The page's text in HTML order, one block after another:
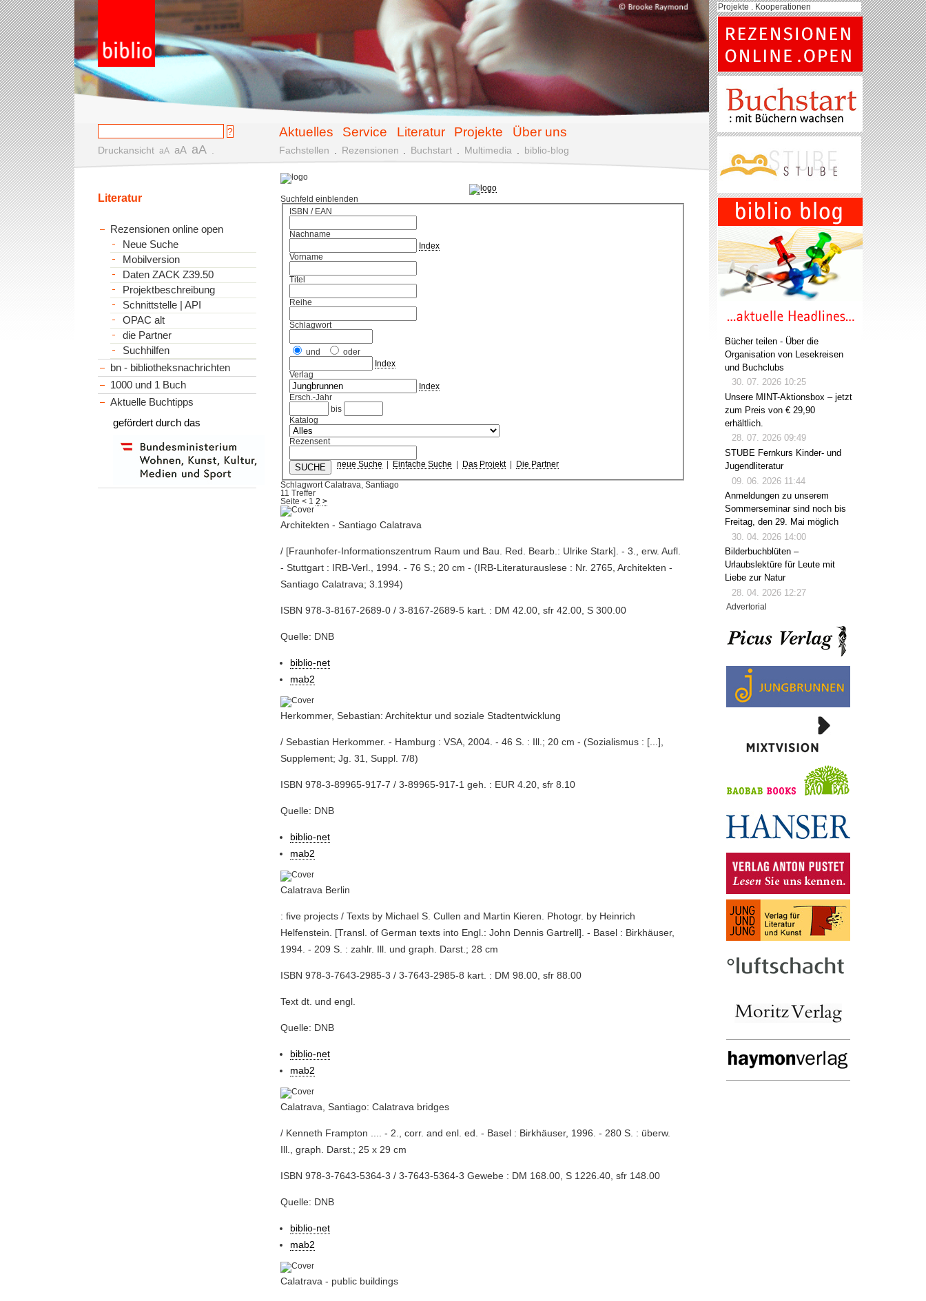
Aktuelles Service Literatur Projekte Über uns
Druckansicht aA aA aA Fachstellen Rezensionen Buchstart Multimedia biblio-blog
Suchfeld einblenden
ISBN / EAN
Nachname
Index
Vorname
Titel
Reihe
Schlagwort
und
oder
Index
Verlag
Index
Ersch.-Jahr
bis
Katalog
Rezensent
neue Suche Einfache Suche Das Projekt| Die Partner
Schlagwort Calatrava, Santiago
11 Treffer
Seite< 1 2 >
Architekten - Santiago Calatrava
/ [Fraunhofer-Informationszentrum Raum und Bau. Red. Bearb.: Ulrike Stark]. - 3., erw. Aufl.
- Stuttgart : IRB-Verl., 1994. - 76 S.; 20 cm - (IRB-Literaturauslese : Nr. 2765, Architekten -
Santiago Calatrava; 3.1994)
ISBN 978-3-8167-2689-0 / 3-8167-2689-5 kart. : DM 42.00, sfr 42.00, S 300.00
Quelle: DNB
biblio-net
mab2
Herkommer, Sebastian: Architektur und soziale Stadtentwicklung
/ Sebastian Herkommer. - Hamburg : VSA, 2004. - 46 S. : Ill.; 20 cm - (Sozialismus : [...],
Supplement; Jg. 31, Suppl. 7/8)
ISBN 978-3-89965-917-7 / 3-89965-917-1 geh. : EUR 4.20, sfr 8.10
Quelle: DNB
biblio-net
mab2
Calatrava Berlin
: five projects / Texts by Michael S. Cullen and Martin Kieren. Photogr. by Heinrich
Helfenstein. [Transl. of German texts into Engl.: John Dennis Gartrell]. - Basel : Birkhäuser,
1994. - 209 S. : zahlr. Ill. und graph. Darst.; 28 cm
ISBN 978-3-7643-2985-3 / 3-7643-2985-8 kart. : DM 98.00, sfr 88.00
Text dt. und engl.
Quelle: DNB
biblio-net
mab2
Calatrava, Santiago: Calatrava bridges
/ Kenneth Frampton .... - 2., corr. and enl. ed. - Basel : Birkhäuser, 1996. - 280 S. : überw.
Ill., graph. Darst.; 25 x 29 cm
ISBN 978-3-7643-5364-3 / 3-7643-5364-3 Gewebe : DM 168.00, S 1226.40, sfr 148.00
Quelle: DNB
biblio-net
mab2
Calatrava - public buildings
Literatur
Rezensionen online open
Neue Suche
Mobilversion
Daten ZACK Z39.50
Projektbeschreibung
Schnittstelle | API
OPAC alt
die Partner
Suchhilfen
bn - bibliotheksnachrichten
1000 und 1 Buch
Aktuelle Buchtipps
gefördert durch das
Projekte . Kooperationen
Bücher teilen - Über die
Organisation von Lesekreisen
und Buchclubs
30. 07. 2026 10:25
Unsere MINT-Aktionsbox – jetzt
zum Preis von € 29,90
erhältlich.
28. 07. 2026 09:49
STUBE Fernkurs Kinder- und
Jugendliteratur
09. 06. 2026 11:44
Anmeldungen zu unserem
Sommerseminar sind noch bis
Freitag, den 29. Mai möglich
30. 04. 2026 14:00
Bilderbuchblüten –
Urlaubslektüre für Leute mit
Liebe zur Natur
28. 04. 2026 12:27
Advertorial